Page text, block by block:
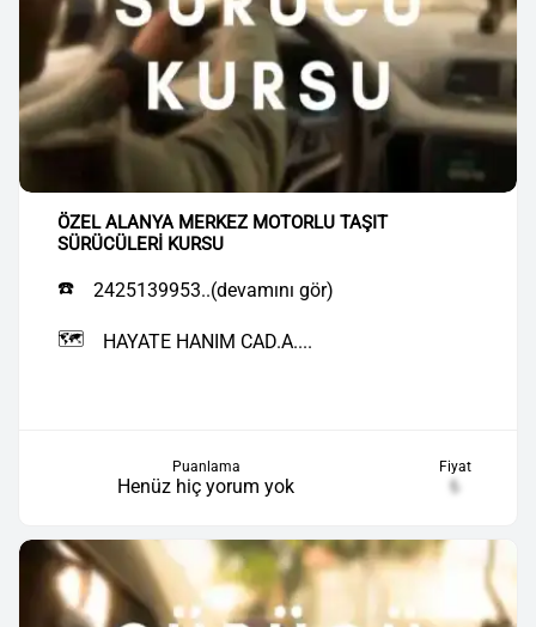
ÖZEL ALANYA MERKEZ MOTORLU TAŞIT
SÜRÜCÜLERİ KURSU
☎️ 2425139953..(devamını gör)
🗺️ HAYATE HANIM CAD.A....
Puanlama
Henüz hiç yorum yok
Fiyat
₺